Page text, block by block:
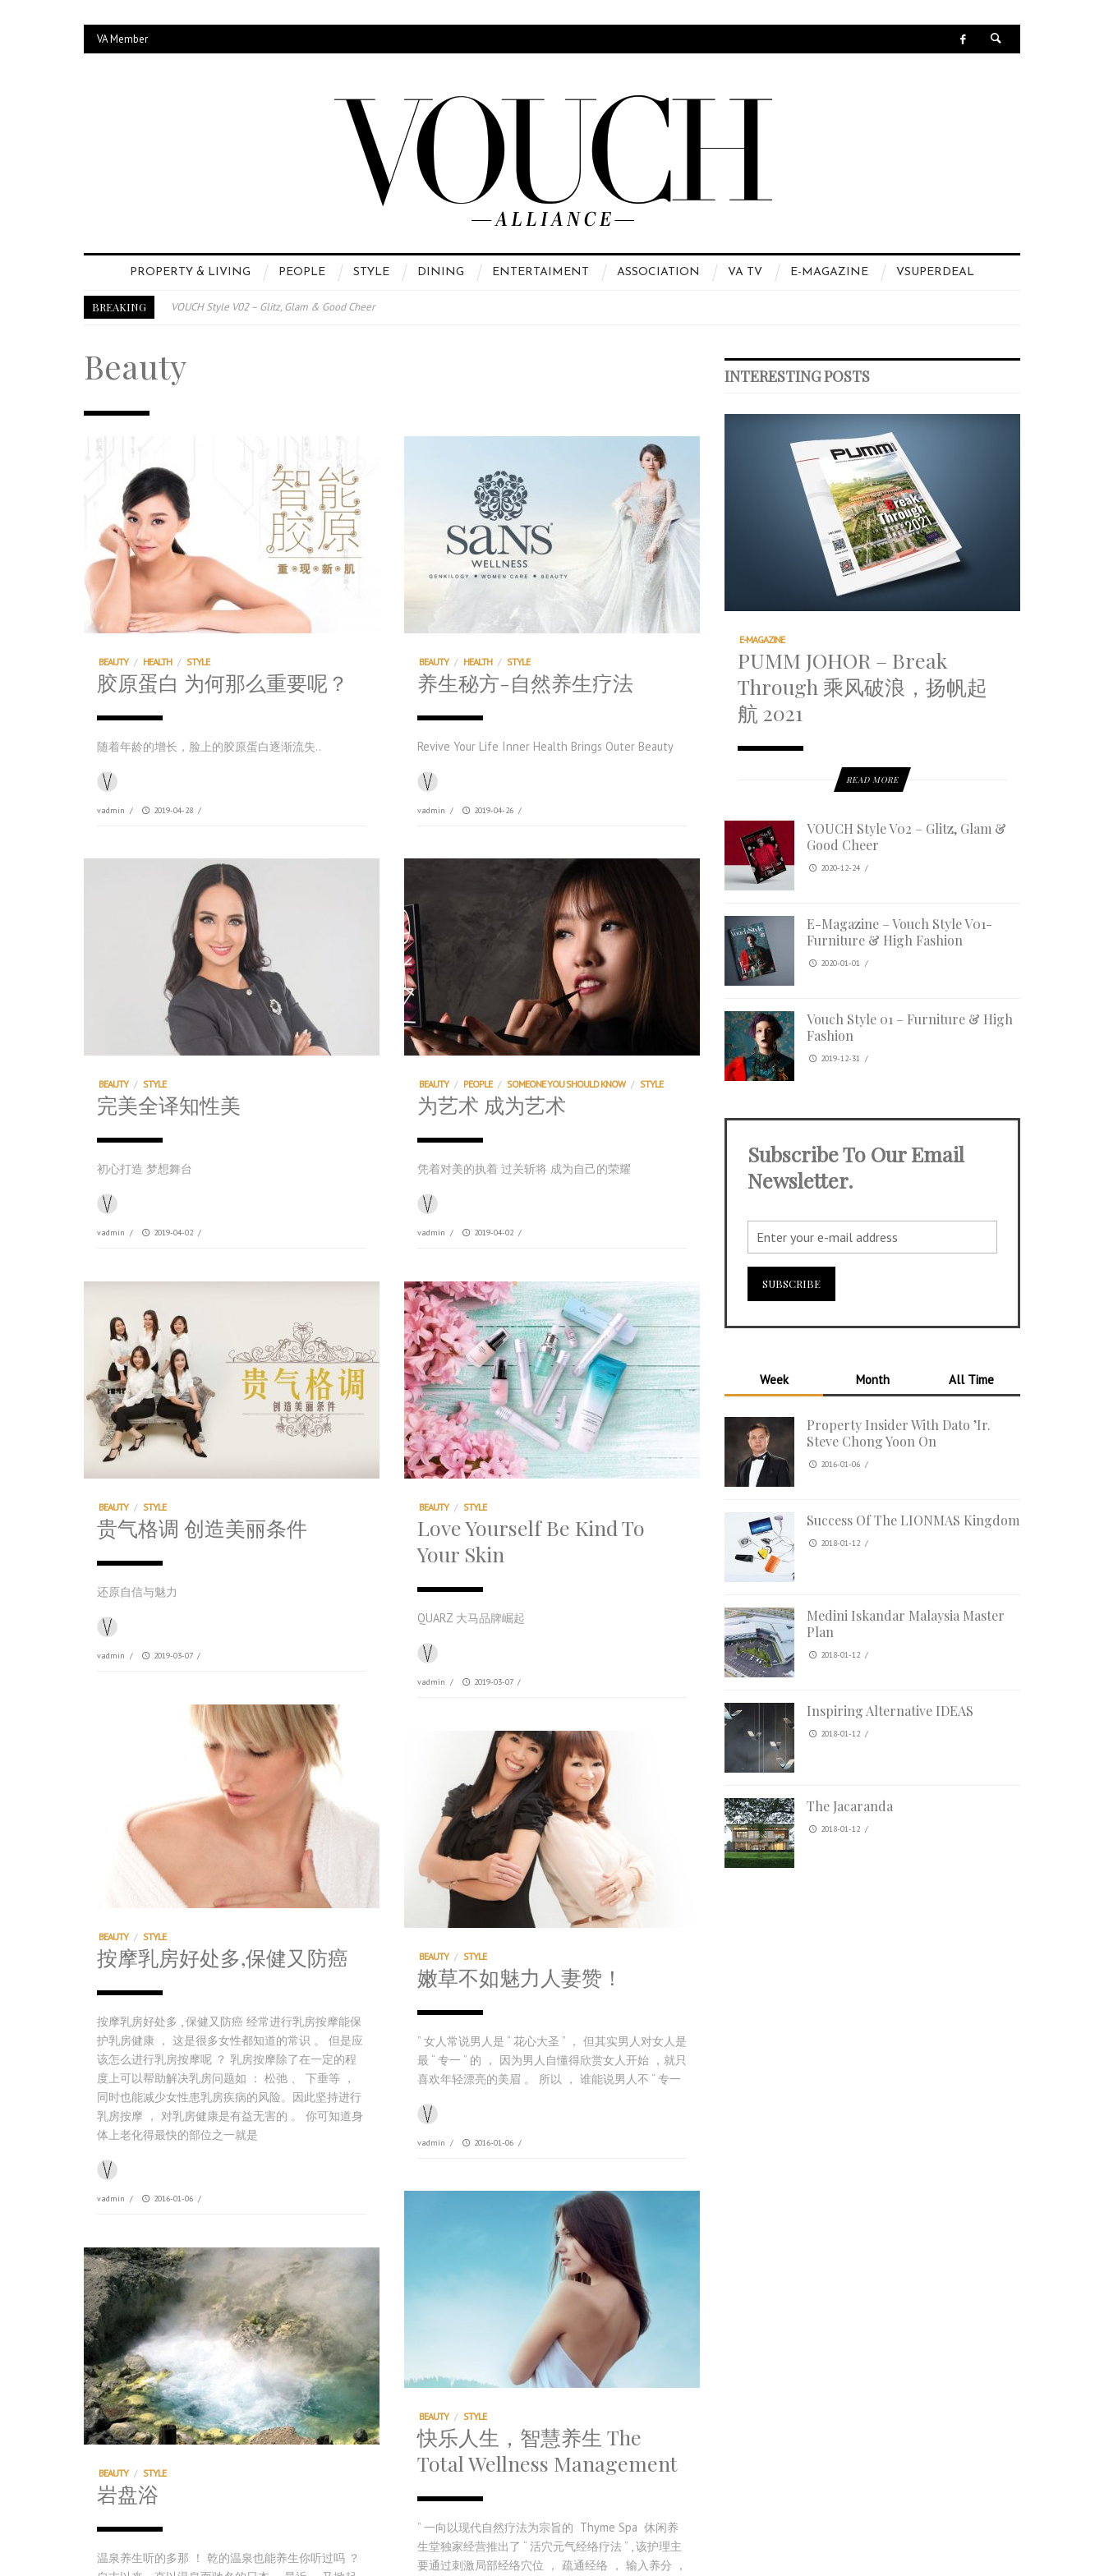
VA Member
PROPERTY & LIVING PEOPLE STYLE DINING ENTERTAIMENT ASSOCIATION VA TV E-MAGAZINE VSUPERDEAL
BREAKING
VOUCH Style V02 – Glitz, Glam & Good Cheer
TRI TOWER – 新地标公寓毗邻未来柔新捷运站
PUMM JOHOR – Break Through 乘风破浪，扬帆起航 2021
Beauty
BEAUTY / HEALTH / STYLE
胶原蛋白 为何那么重要呢？
随着年龄的增长，脸上的胶原蛋白逐渐流失..
vadmin / 2019-04-28 /
BEAUTY / HEALTH / STYLE
养生秘方-自然养生疗法
Revive Your Life Inner Health Brings Outer Beauty
vadmin / 2019-04-26 /
BEAUTY / STYLE
完美全译知性美
初心打造 梦想舞台
vadmin / 2019-04-02 /
BEAUTY / PEOPLE / SOMEONE YOU SHOULD KNOW / STYLE
为艺术 成为艺术
凭着对美的执着 过关斩将 成为自己的荣耀
vadmin / 2019-04-02 /
BEAUTY / STYLE
贵气格调 创造美丽条件
还原自信与魅力
vadmin / 2019-03-07 /
BEAUTY / STYLE
Love Yourself Be Kind To
Your Skin
QUARZ 大马品牌崛起
vadmin / 2019-03-07 /
BEAUTY / STYLE
按摩乳房好处多,保健又防癌
按摩乳房好处多 , 保健又防癌 经常进行乳房按摩能保
护乳房健康 ， 这是很多女性都知道的常识 。 但是应
该怎么进行乳房按摩呢 ？ 乳房按摩除了在一定的程
度上可以帮助解决乳房问题如 ： 松弛 、 下垂等 ，
同时也能减少女性患乳房疾病的风险。因此坚持进行
乳房按摩 ， 对乳房健康是有益无害的 。 你可知道身
体上老化得最快的部位之一就是
vadmin / 2016-01-06 /
BEAUTY / STYLE
嫩草不如魅力人妻赞！
” 女人常说男人是 “ 花心大圣 ” ， 但其实男人对女人是
最 “ 专一 ” 的 ， 因为男人自懂得欣赏女人开始 ，就只
喜欢年轻漂亮的美眉 。 所以 ， 谁能说男人不 “ 专一
vadmin / 2016-01-06 /
BEAUTY / STYLE
快乐人生，智慧养生 The
Total Wellness Management
” 一向以现代自然疗法为宗旨的 Thyme Spa 休闲养
生堂独家经营推出了 “ 活穴元气经络疗法 ” , 该护理主
要通过刺激局部经络穴位 ， 疏通经络 ， 输入养分 ，
BEAUTY / STYLE
岩盘浴
温泉养生听的多那 ！ 乾的温泉也能养生你听过吗 ？
INTERESTING POSTS
E-MAGAZINE
PUMM JOHOR – Break
Through 乘风破浪，扬帆起
航 2021
READ MORE
VOUCH Style V02 – Glitz, Glam &
Good Cheer
2020-12-24 /
E-Magazine – Vouch Style V01-
Furniture & High Fashion
2020-01-01 /
Vouch Style 01 – Furniture & High
Fashion
2019-12-31 /
Subscribe To Our Email
Newsletter.
Week Month All Time
Property Insider With Dato ’Ir.
Steve Chong Yoon On
2016-01-06 /
Success Of The LIONMAS Kingdom
2018-01-12 /
Medini Iskandar Malaysia Master
Plan
2018-01-12 /
Inspiring Alternative IDEAS
2018-01-12 /
The Jacaranda
2018-01-12 /